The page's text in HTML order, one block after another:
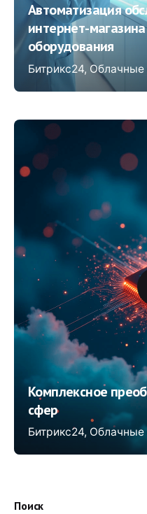
Поиск
Автоматизация
интернет-
оборудования
Битрикс24 Облачные
Комплексное
сфер
Битрикс24 Облачные